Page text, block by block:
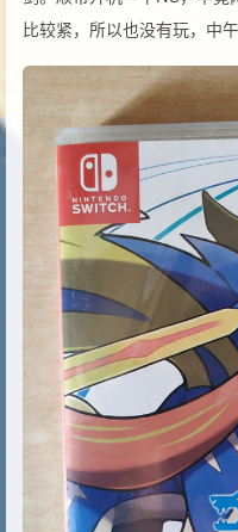
比较紧，所以也没有玩，中